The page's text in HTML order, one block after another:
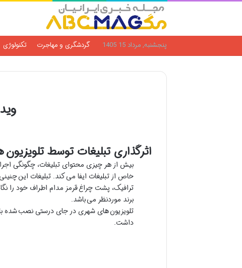
پنجشنبه, مرداد 15 1405 گردشگری و مهاجرت تکنولوژی
اثرگذاری تبلیغات توسط تلویزیون
بیش از هر چیزی محتوای تبلیغات، چگونگی
خاص از تبلیغات ایفا می کند. تبلیغات این
ترافیک، پشت چراغ قرمز مدام اطراف خود را
برند موردنظر می باشد.
تلویزیون های شهری در جای درستی نصب شده
داشت.